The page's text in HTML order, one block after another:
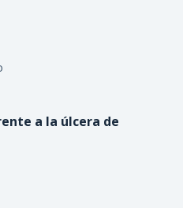
a la úlcera de